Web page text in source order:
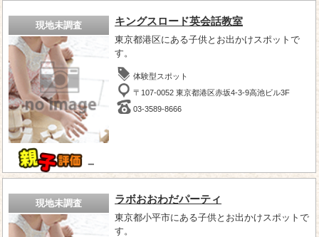
現地未調査
－
キングスロード英会話教室
東京都港区にある子供とお出かけスポットで
す。
体験型スポット
〒107-0052 東京都港区赤坂4-3-9高池ビル3F
03-3589-8666
現地未調査 ラボおおわだパーティ
東京都小平市にある子供とお出かけスポットで
す。